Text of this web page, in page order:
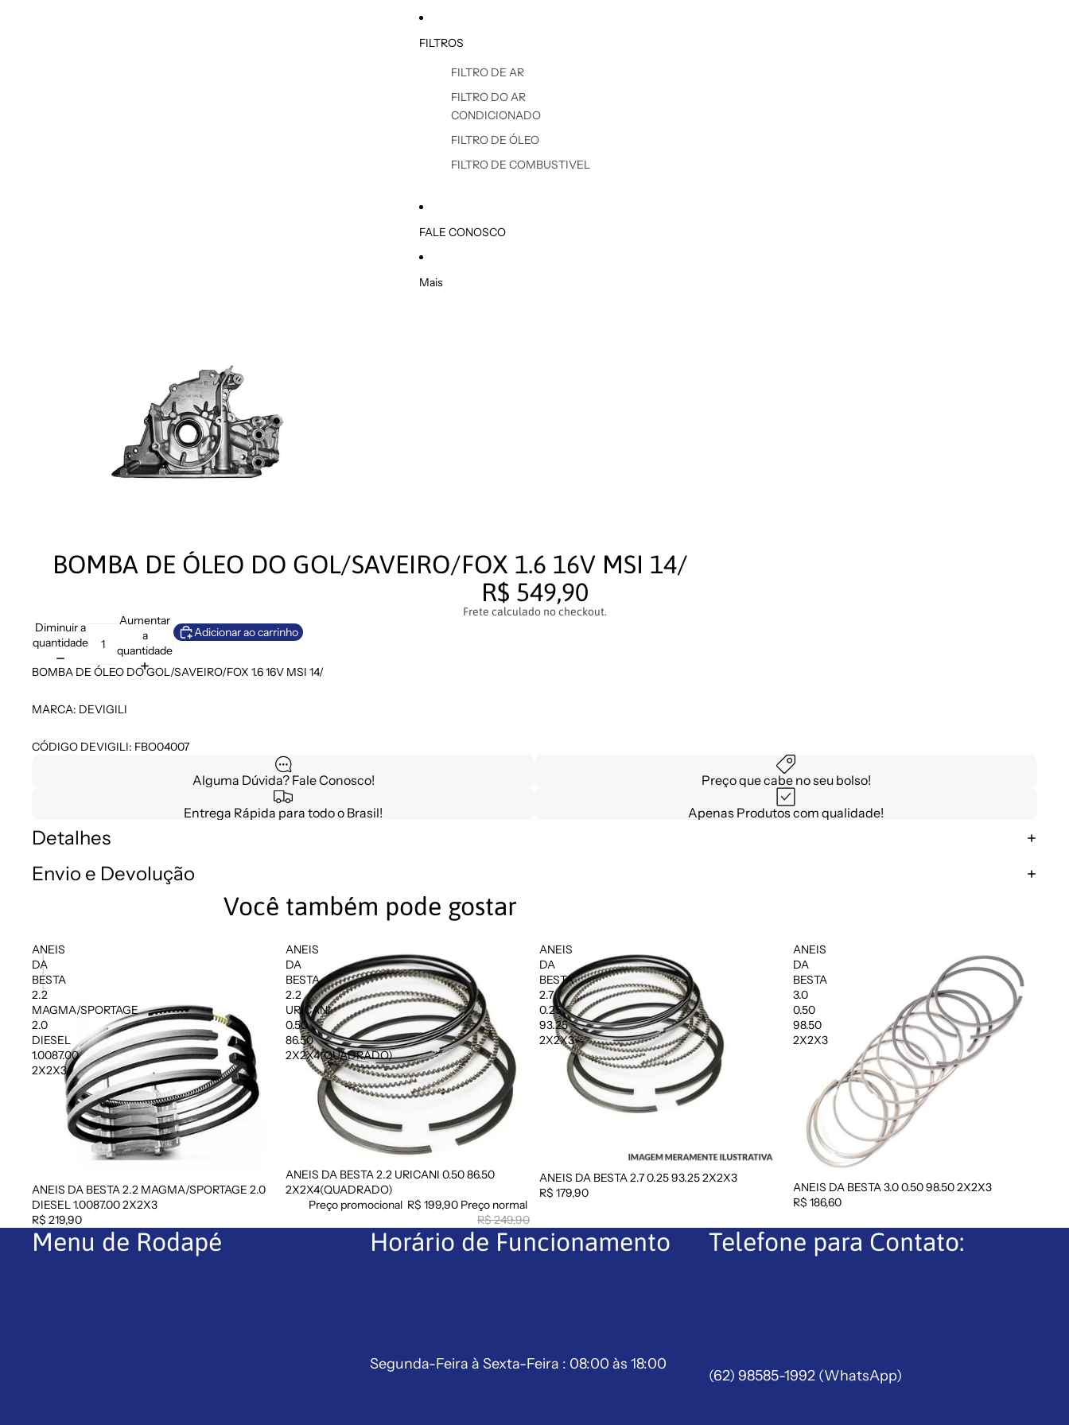
FILTROS
FILTRO DE AR
FILTRO DO AR
CONDICIONADO
FILTRO DE ÓLEO
FILTRO DE COMBUSTIVEL
FALE CONOSCO
Mais
BOMBA DE ÓLEO DO GOL/SAVEIRO/FOX 1.6 16V MSI 14/
R$ 549,90
Frete calculado no checkout.
Diminuir a
quantidade
Aumentar
a
quantidade
Adicionar ao carrinho
BOMBA DE ÓLEO DO GOL/SAVEIRO/FOX 1.6 16V MSI 14/
MARCA: DEVIGILI
CÓDIGO DEVIGILI: FBO04007
Alguma Dúvida? Fale Conosco! Preço que cabe no seu bolso!
Entrega Rápida para todo o Brasil! Apenas Produtos com qualidade!
Detalhes
Envio e Devolução
Você também pode gostar
ANEIS
DA
BESTA
2.2
MAGMA/SPORTAGE
2.0
DIESEL
1.0087.00
2X2X3
ANEIS DA BESTA 2.2 MAGMA/SPORTAGE 2.0
DIESEL 1.0087.00 2X2X3
R$ 219,90
ANEIS
DA
BESTA
2.2
URICANI
0.50
86.50
2X2X4(QUADRADO)
Promoção
ANEIS DA BESTA 2.2 URICANI 0.50 86.50
2X2X4(QUADRADO)
Preço promocional R$ 199,90 Preço normal
R$ 249,90
ANEIS
DA
BESTA
2.7
0.25
93.25
2X2X3
ANEIS DA BESTA 2.7 0.25 93.25 2X2X3
R$ 179,90
ANEIS
DA
BESTA
3.0
0.50
98.50
2X2X3
Esgotado
ANEIS DA BESTA 3.0 0.50 98.50 2X2X3
R$ 186,60
Menu de Rodapé Horário de Funcionamento
Segunda-Feira à Sexta-Feira : 08:00 às 18:00
Telefone para Contato:
(62) 98585-1992 (WhatsApp)
Política de reembolso